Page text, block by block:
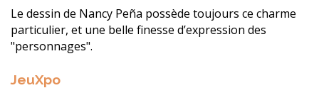
Le dessin de Nancy Peña possède toujours ce charme
particulier, et une belle finesse d’expression des
"personnages".
JeuXpo